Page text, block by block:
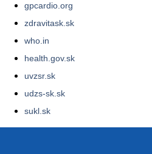
gpcardio.org
zdravitask.sk
who.in
health.gov.sk
uvzsr.sk
udzs-sk.sk
sukl.sk